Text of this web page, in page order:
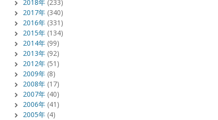
2018年 (233)
2017年 (340)
2016年 (331)
2015年 (134)
2014年 (99)
2013年 (92)
2012年 (51)
2009年 (8)
2008年 (17)
2007年 (40)
2006年 (41)
2005年 (4)